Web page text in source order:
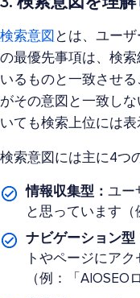
検索意図 とは、ユー
の最優先事項は、検
いるものと一致させ
がその意図と一致し
いても検索上位には表
検索意図には主に4つ
情報収集型：ユー
と思っています（
ナビゲーション型
トやページにア
（例：「AIOSEO